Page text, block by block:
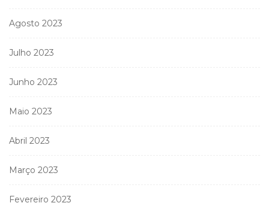
Agosto 2023
Julho 2023
Junho 2023
Maio 2023
Abril 2023
Março 2023
Fevereiro 2023